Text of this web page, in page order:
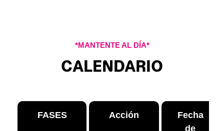
*MANTENTE AL DÍA*
CALENDARIO
FASES Acción
Fecha
de